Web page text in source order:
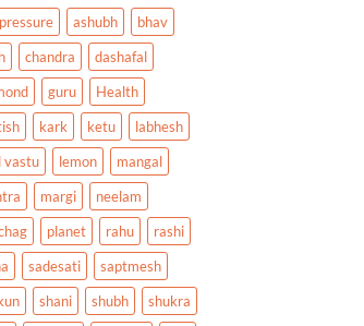
ashubh
bhav
chandra
dashafal
guru
Health
kark ketu
labhesh
vastu
lemon
mangal
margi
neelam
planet rahu
rashi
sadesati
saptmesh
shani shubh
shukra